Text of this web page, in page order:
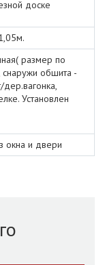
доске
размер по
обшита -
дер.вагонка,
Установлен
окна и двери